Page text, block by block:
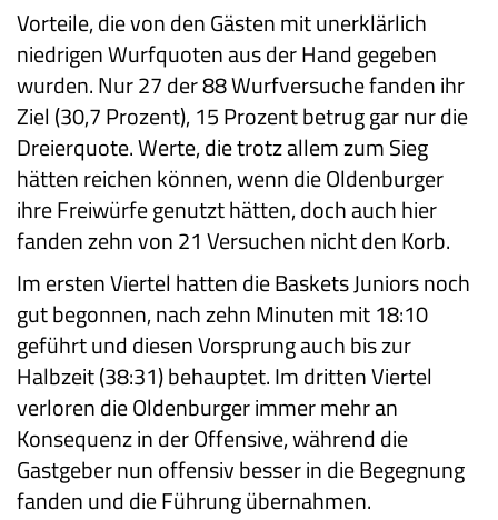
Vorteile, die von den Gästen mit unerklärlich
niedrigen Wurfquoten aus der Hand gegeben
wurden. Nur 27 der 88 Wurfversuche fanden ihr
Ziel (30,7 Prozent), 15 Prozent betrug gar nur die
Dreierquote. Werte, die trotz allem zum Sieg
hätten reichen können, wenn die Oldenburger
ihre Freiwürfe genutzt hätten, doch auch hier
fanden zehn von 21 Versuchen nicht den Korb.
Im ersten Viertel hatten die Baskets Juniors noch
gut begonnen, nach zehn Minuten mit 18:10
geführt und diesen Vorsprung auch bis zur
Halbzeit (38:31) behauptet. Im dritten Viertel
verloren die Oldenburger immer mehr an
Konsequenz in der Offensive, während die
Gastgeber nun offensiv besser in die Begegnung
fanden und die Führung übernahmen.